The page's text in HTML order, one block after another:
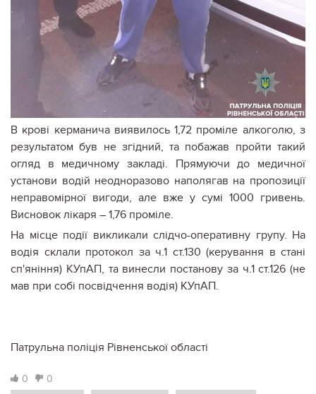
В крові керманича виявилось 1,72 проміле алкоголю, з
результатом був не згідний, та побажав пройти такий
огляд в медичному закладі. Прямуючи до медичної
установи водій неодноразово наполягав на пропозиції
неправомірної вигоди, але вже у сумі 1000 гривень.
Висновок лікаря – 1,76 проміле.
На місце події викликали слідчо-оперативну групу. На
водія склали протокол за ч.1 ст.130 (керування в стані
сп'яніння) КУпАП, та винесли постанову за ч.1 ст.126 (не
мав при собі посвідчення водія) КУпАП.
Патрульна поліція Рівненської області
0 0